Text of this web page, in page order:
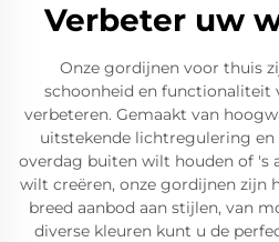
Verbeter uw
Onze gordijnen voor thuis
schoonheid en functionaliteit
verbeteren. Gemaakt van
uitstekende lichtregulering en
overdag buiten wilt houden of 's
wilt creëren, onze gordijnen zijn
breed aanbod aan stijlen, van
diverse kleuren kunt u de